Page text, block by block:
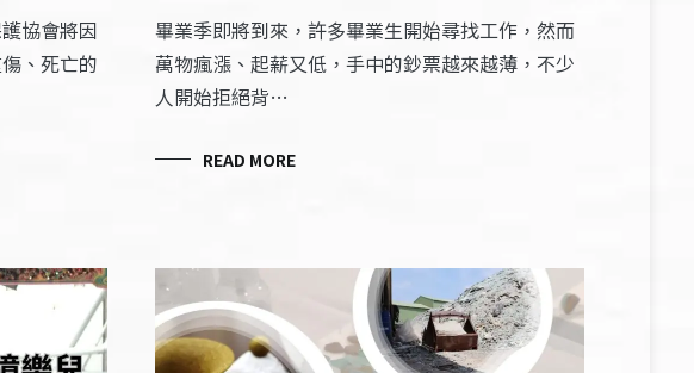
協會將因
、死亡的
畢業季即將到來，許多畢業生開始尋找工作，然而
萬物瘋漲、起薪又低，手中的鈔票越來越薄，不少
人開始拒絕背…
READ MORE